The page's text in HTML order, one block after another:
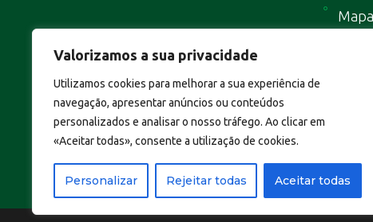
Valorizamos a sua privacidade
Utilizamos cookies para melhorar a sua experiência de
navegação, apresentar anúncios ou conteúdos
personalizados e analisar o nosso tráfego. Ao clicar em
«Aceitar todas», consente a utilização de cookies.
Personalizar Rejeitar todas Aceitar todas